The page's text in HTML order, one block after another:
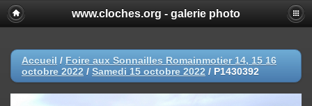
www.cloches.org - galerie photo
Accueil / Foire aux Sonnailles Romainmotier 14, 15 16
octobre 2022 / Samedi 15 octobre 2022 / P1430392